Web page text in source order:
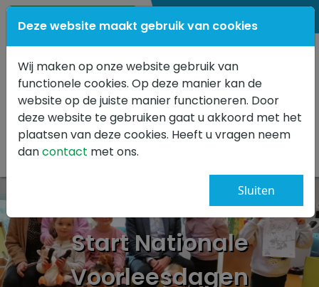
0347 341499
Start Nationale
Voorleesdagen
Deze website maakt gebruik van cookies
Wij maken op onze website gebruik van
functionele cookies. Op deze manier kan de
website op de juiste manier functioneren. Door
deze website te gebruiken gaat u akkoord met het
plaatsen van deze cookies. Heeft u vragen neem
dancontact met ons.
Sluiten